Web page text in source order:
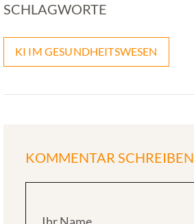
SCHLAGWORTE
KI IM GESUNDHEITSWESEN
KOMMENTAR SCHREIBEN